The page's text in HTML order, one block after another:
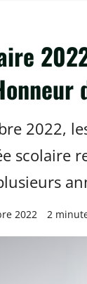
2022,
scolaire
2022 2